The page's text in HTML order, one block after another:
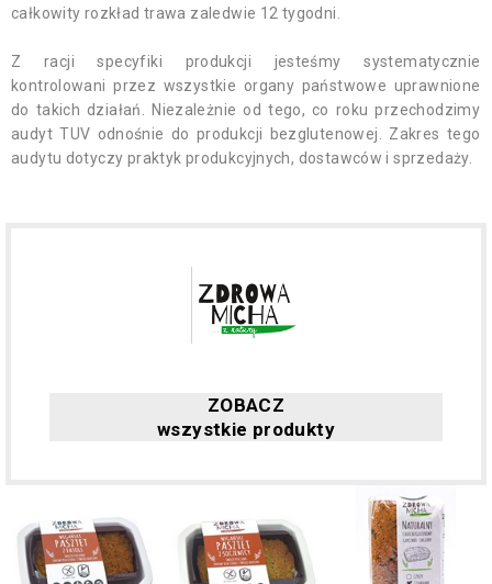
całkowity rozkład trawa zaledwie 12 tygodni.
Z racji specyfiki produkcji jesteśmy systematycznie
kontrolowani przez wszystkie organy państwowe uprawnione
do takich działań. Niezależnie od tego, co roku przechodzimy
audyt TUV odnośnie do produkcji bezglutenowej. Zakres tego
audytu dotyczy praktyk produkcyjnych, dostawców i sprzedaży.
ZOBACZ
wszystkie produkty